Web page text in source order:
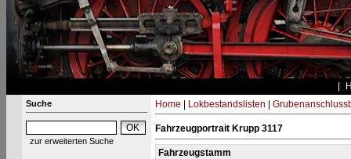
Suche
zur erweiterten Suche
Home Lokbestandslisten
Fahrzeugportrait Krupp 3117
Fahrzeugstamm